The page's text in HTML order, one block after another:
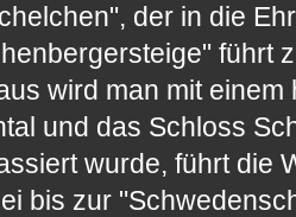
der in die
führt
wird man mit
und das Schloss
wurde, führt die
bis zur